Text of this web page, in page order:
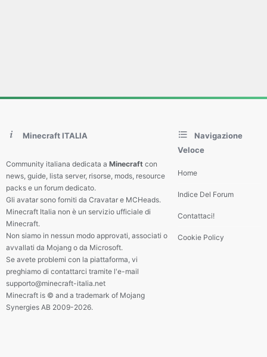
Minecraft ITALIA
Community italiana dedicata a Minecraft con
news, guide, lista server, risorse, mods, resource
packs e un forum dedicato.
Gli avatar sono forniti da Cravatar e MCHeads.
Minecraft Italia non è un servizio ufficiale di
Minecraft.
Non siamo in nessun modo approvati, associati o
avvallati da Mojang o da Microsoft.
Se avete problemi con la piattaforma, vi
preghiamo di contattarci tramite l'e-mail
supporto@minecraft-italia.net
Minecraft is © and a trademark of Mojang
Synergies AB 2009-2026.
Navigazione
Veloce
Home
Indice Del Forum
Contattaci!
Cookie Policy